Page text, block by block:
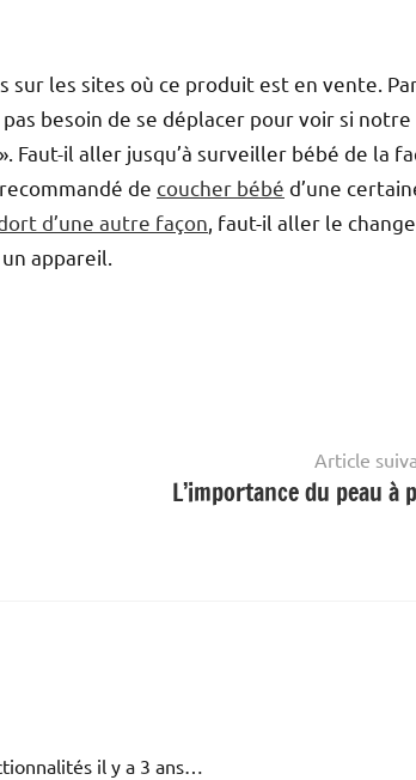
sur les sites où ce produit est en vente.
besoin de se déplacer pour voir si notre
Faut-il aller jusqu’à surveiller bébé de la
de coucher bébé d’une
d’une autre façon , faut-il aller le
appareil.
Article
L’importance du peau à
il y a 3 ans…